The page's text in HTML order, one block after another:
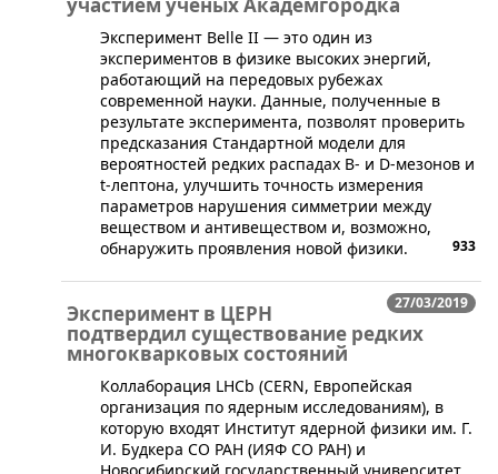
​Эксперимент Belle II — это один из
экспериментов в физике высоких энергий,
работающий на передовых рубежах
современной науки. Данные, полученные в
результате эксперимента, позволят проверить
предсказания Стандартной модели для
вероятностей редких распадах B- и D-мезонов и
t-лептона, улучшить точность измерения
параметров нарушения симметрии между
веществом и антивеществом и, возможно,
обнаружить проявления новой физики.
933
27/03/2019
Эксперимент в ЦЕРН
подтвердил существование редких
многокварковых состояний
Коллаборация LHCb (CERN, Европейская
организация по ядерным исследованиям), в
которую входят Институт ядерной физики им. Г.
И. Будкера СО РАН (ИЯФ СО РАН) и